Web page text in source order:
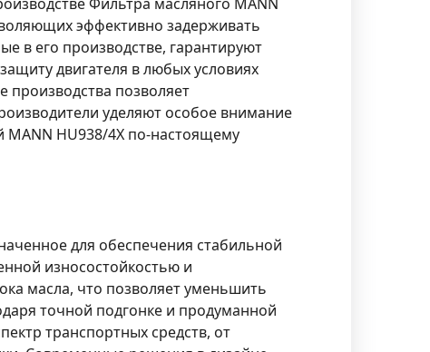
эффективно задерживать
в его производстве, гарантируют
двигателя в любых условиях
производства позволяет
уделяют особое внимание
HU938/4X по-настоящему
для обеспечения стабильной
износостойкостью и
масла, что позволяет уменьшить
точной подгонке и продуманной
транспортных средств, от